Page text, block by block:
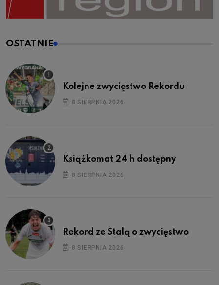
OSTATNIE
Kolejne zwycięstwo Rekordu
8 SIERPNIA 2026
Książkomat 24 h dostępny
8 SIERPNIA 2026
Rekord ze Stalą o zwycięstwo
8 SIERPNIA 2026